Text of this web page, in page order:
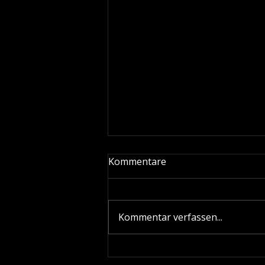
Keramikversiegelung &
Kommentare
Kommentar verfassen...